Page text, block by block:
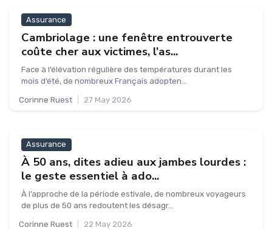
Assurance
Cambriolage : une fenêtre entrouverte
coûte cher aux victimes, l’as...
Face à l’élévation régulière des températures durant les
mois d’été, de nombreux Français adopten...
Corinne Ruest 27 May 2026
Assurance
À 50 ans, dites adieu aux jambes lourdes :
le geste essentiel à ado...
À l’approche de la période estivale, de nombreux voyageurs
de plus de 50 ans redoutent les désagr...
Corinne Ruest 22 May 2026